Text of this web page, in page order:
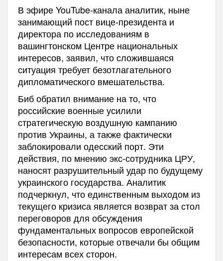
В эфире YouTube-канала аналитик, ныне
занимающий пост вице-президента и
директора по исследованиям в
вашингтонском Центре национальных
интересов, заявил, что сложившаяся
ситуация требует безотлагательного
дипломатического вмешательства.
Биб обратил внимание на то, что
российские военные усилили
стратегическую воздушную кампанию
против Украины, а также фактически
заблокировали одесский порт. Эти
действия, по мнению экс-сотрудника ЦРУ,
наносят разрушительный удар по будущему
украинского государства. Аналитик
подчеркнул, что единственным выходом из
текущего кризиса является возврат за стол
переговоров для обсуждения
фундаментальных вопросов европейской
безопасности, которые отвечали бы общим
интересам всех сторон.